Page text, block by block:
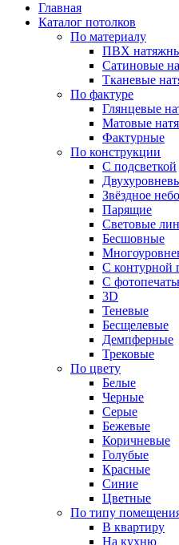
Главная
Каталог потолков
По материалу
ПВХ
Сатиновые
Тканевые
По фактуре
Глянцевые
Матовые
Фактурные
По конструкции
С подсветкой
Звёздное небо
Парящие
Световые
Бесшовные
С контурной
С
3D
Теневые
Бесщелевые
Демпферные
Трековые
По цвету
Белые
Черные
Серые
Бежевые
Коричневые
Голубые
Красные
Синие
Цветные
По типу
В квартиру
На кухню